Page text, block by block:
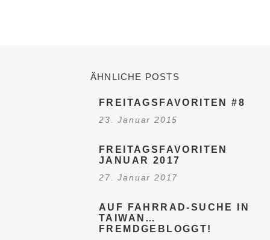
ÄHNLICHE POSTS
FREITAGSFAVORITEN #8
23. Januar 2015
FREITAGSFAVORITEN
JANUAR 2017
27. Januar 2017
AUF FAHRRAD-SUCHE IN
TAIWAN…
FREMDGEBLOGGT!